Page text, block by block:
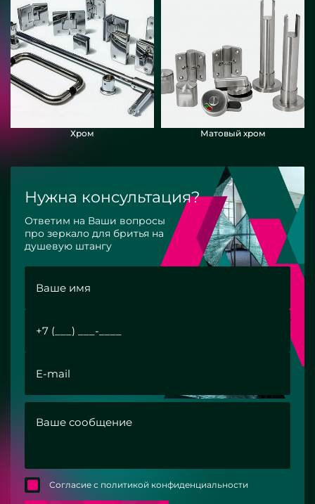
Хром Матовый хром
Нужна консультация?
Ответим на Ваши вопросы
про зеркало для бритья на
душевую штангу
Согласие с политикой конфиденциальности